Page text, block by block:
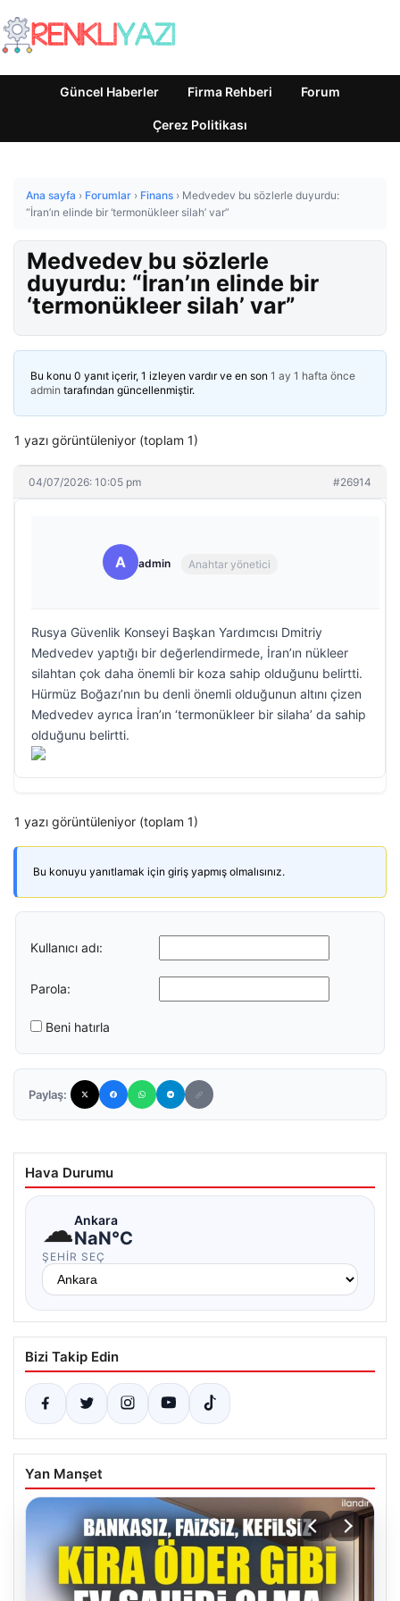
Güncel Haberler Firma Rehberi Forum
Çerez Politikası
Ana sayfa › Forumlar › Finans › Medvedev bu sözlerle duyurdu:
“İran’ın elinde bir ‘termonükleer silah’ var”
Medvedev bu sözlerle
duyurdu: “İran’ın elinde bir
‘termonükleer silah’ var”
Bu konu 0 yanıt içerir, 1 izleyen vardır ve en son 1 ay 1 hafta önce
admin tarafından güncellenmiştir.
1 yazı görüntüleniyor (toplam 1)
04/07/2026: 10:05 pm #26914
A admin Anahtar yönetici
Rusya Güvenlik Konseyi Başkan Yardımcısı Dmitriy
Medvedev yaptığı bir değerlendirmede, İran’ın nükleer
silahtan çok daha önemli bir koza sahip olduğunu belirtti.
Hürmüz Boğazı’nın bu denli önemli olduğunun altını çizen
Medvedev ayrıca İran’ın ‘termonükleer bir silaha’ da sahip
olduğunu belirtti.
1 yazı görüntüleniyor (toplam 1)
Bu konuyu yanıtlamak için giriş yapmış olmalısınız.
Kullanıcı adı:
Parola:
Beni hatırla
Paylaş:
Hava Durumu
☁Ankara
NaN°C
ŞEHIR SEÇ
Bizi Takip Edin
Yan Manşet